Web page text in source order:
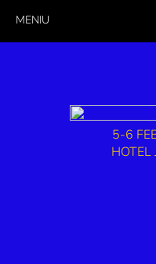
MENIU
5-6
HOTEL